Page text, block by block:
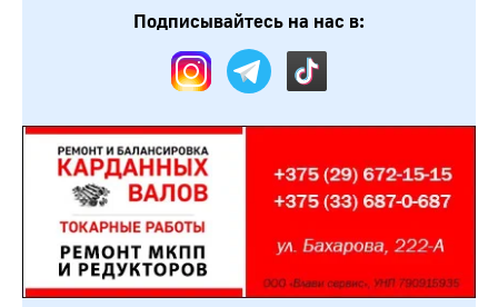
Подписывайтесь на нас в: